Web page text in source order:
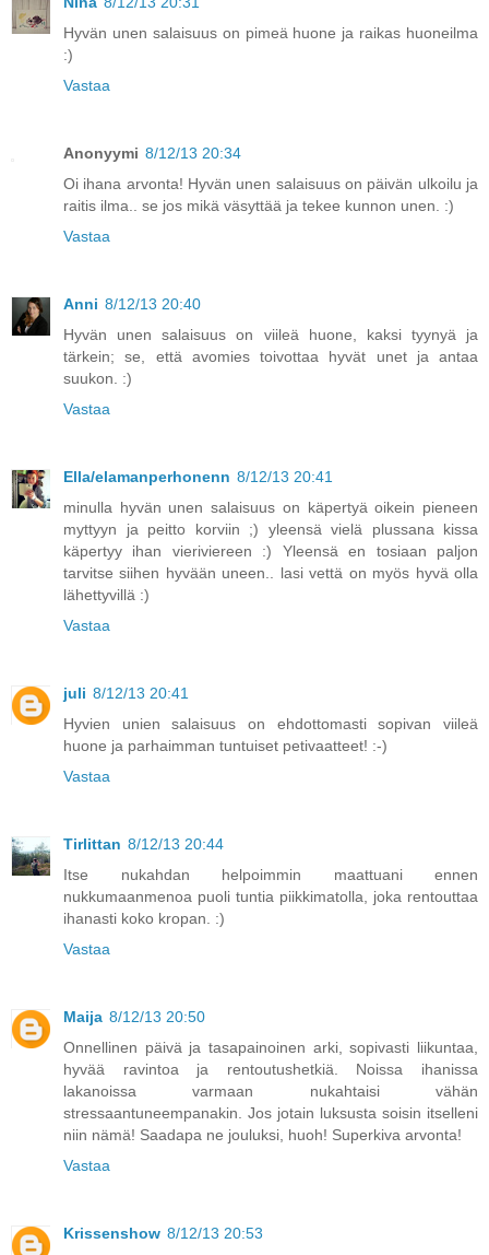
Hyvän unen salaisuus on pimeä huone ja raikas huoneilma
:)
Vastaa
Anonyymi 8/12/13 20:34
Oi ihana arvonta! Hyvän unen salaisuus on päivän ulkoilu ja
raitis ilma.. se jos mikä väsyttää ja tekee kunnon unen. :)
Vastaa
Anni 8/12/13 20:40
Hyvän unen salaisuus on viileä huone, kaksi tyynyä ja
tärkein; se, että avomies toivottaa hyvät unet ja antaa
suukon. :)
Vastaa
Ella/elamanperhonenn 8/12/13 20:41
minulla hyvän unen salaisuus on käpertyä oikein pieneen
myttyyn ja peitto korviin ;) yleensä vielä plussana kissa
käpertyy ihan vieriviereen :) Yleensä en tosiaan paljon
tarvitse siihen hyvään uneen.. lasi vettä on myös hyvä olla
lähettyvillä :)
Vastaa
juli 8/12/13 20:41
Hyvien unien salaisuus on ehdottomasti sopivan viileä
huone ja parhaimman tuntuiset petivaatteet! :-)
Vastaa
Tirlittan 8/12/13 20:44
Itse nukahdan helpoimmin maattuani ennen
nukkumaanmenoa puoli tuntia piikkimatolla, joka rentouttaa
ihanasti koko kropan. :)
Vastaa
Maija 8/12/13 20:50
Onnellinen päivä ja tasapainoinen arki, sopivasti liikuntaa,
hyvää ravintoa ja rentoutushetkiä. Noissa ihanissa
lakanoissa varmaan nukahtaisi vähän
stressaantuneempanakin. Jos jotain luksusta soisin itselleni
niin nämä! Saadapa ne jouluksi, huoh! Superkiva arvonta!
Vastaa
Krissenshow 8/12/13 20:53